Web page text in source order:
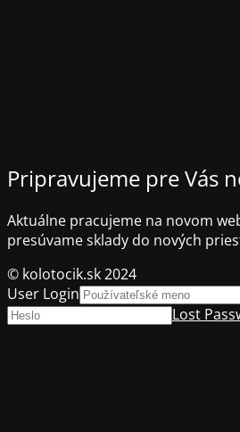
Pripravujeme pre Vás
Aktuálne pracujeme na novom
presúvame sklady do nových
© kolotocik.sk 2024
User Login
Lost